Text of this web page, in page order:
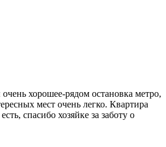
хорошее-рядом остановка метро,
мест очень легко. Квартира
спасибо хозяйке за заботу о